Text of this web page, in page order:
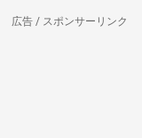
広告 / スポンサーリンク